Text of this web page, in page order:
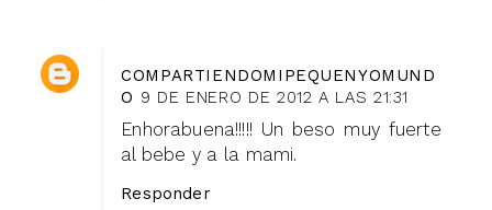
COMPARTIENDOMIPEQUENYOMUND
O 9 DE ENERO DE 2012 A LAS 21:31
Enhorabuena!!!!! Un beso muy fuerte
al bebe y a la mami.
Responder